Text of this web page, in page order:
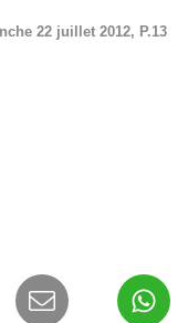
22 juillet 2012, P.13